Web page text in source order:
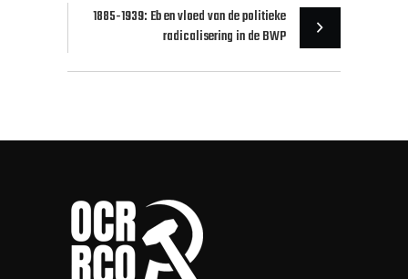
1885-1939: Eb en vloed van de politieke
radicalisering in de BWP